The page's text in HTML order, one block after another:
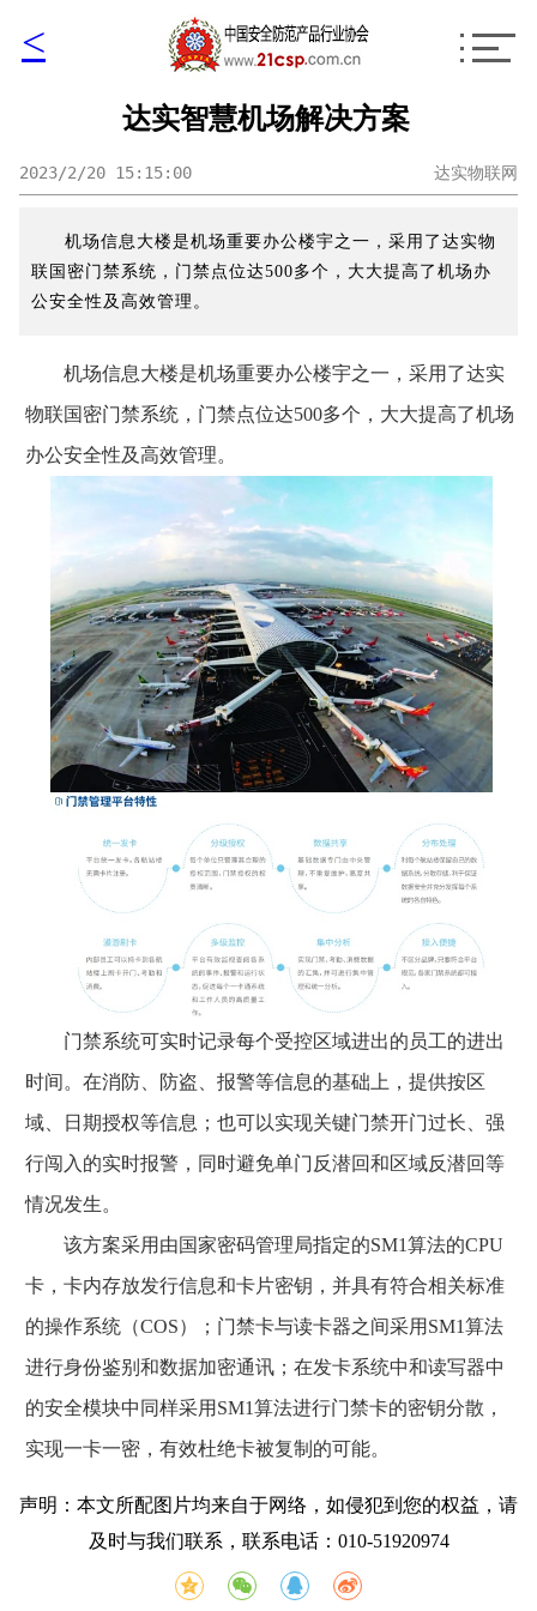
<
达实智慧机场解决方案
2023/2/20 15:15:00 达实物联网
机场信息大楼是机场重要办公楼宇之一，采用了达实物
联国密门禁系统，门禁点位达500多个，大大提高了机场办
公安全性及高效管理。
机场信息大楼是机场重要办公楼宇之一，采用了达实
物联国密门禁系统，门禁点位达500多个，大大提高了机场
办公安全性及高效管理。
门禁系统可实时记录每个受控区域进出的员工的进出
时间。在消防、防盗、报警等信息的基础上，提供按区
域、日期授权等信息；也可以实现关键门禁开门过长、强
行闯入的实时报警，同时避免单门反潜回和区域反潜回等
情况发生。
该方案采用由国家密码管理局指定的SM1算法的CPU
卡，卡内存放发行信息和卡片密钥，并具有符合相关标准
的操作系统（COS）；门禁卡与读卡器之间采用SM1算法
进行身份鉴别和数据加密通讯；在发卡系统中和读写器中
的安全模块中同样采用SM1算法进行门禁卡的密钥分散，
实现一卡一密，有效杜绝卡被复制的可能。
声明：本文所配图片均来自于网络，如侵犯到您的权益，请
及时与我们联系，联系电话：010-51920974